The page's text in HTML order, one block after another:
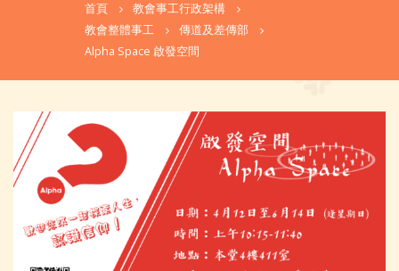
首頁
教會事工行政架構
教會整體事工
傳道及差傳部
Alpha Space 啟發空間